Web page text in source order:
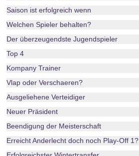
Saison ist erfolgreich wenn
Welchen Spieler behalten?
Der überzeugendste Jugendspieler
Top 4
Kompany Trainer
Vlap oder Verschaeren?
Ausgeliehene Verteidiger
Neuer Präsident
Beendigung der Meisterschaft
Erreicht Anderlecht doch noch Play-Off 1?